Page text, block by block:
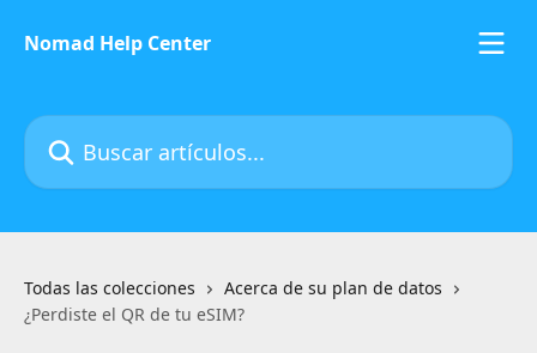
Nomad Help Center
Buscar artículos...
Todas las colecciones
Acerca de su plan de datos
¿Perdiste el QR de tu eSIM?